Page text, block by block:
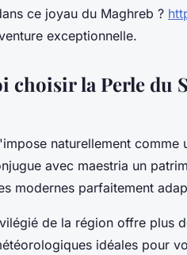
ce joyau du Maghreb ?
exceptionnelle.
choisir la Perle du
naturellement
avec maestria un
modernes parfaitement
de la région offre plus
idéales pour